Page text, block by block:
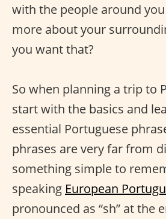
with the people around
more about your
you want that?
So when planning a trip to
start with the basics and
essential Portuguese
phrases are very far from
something simple to
speaking European
pronounced as “sh” at the